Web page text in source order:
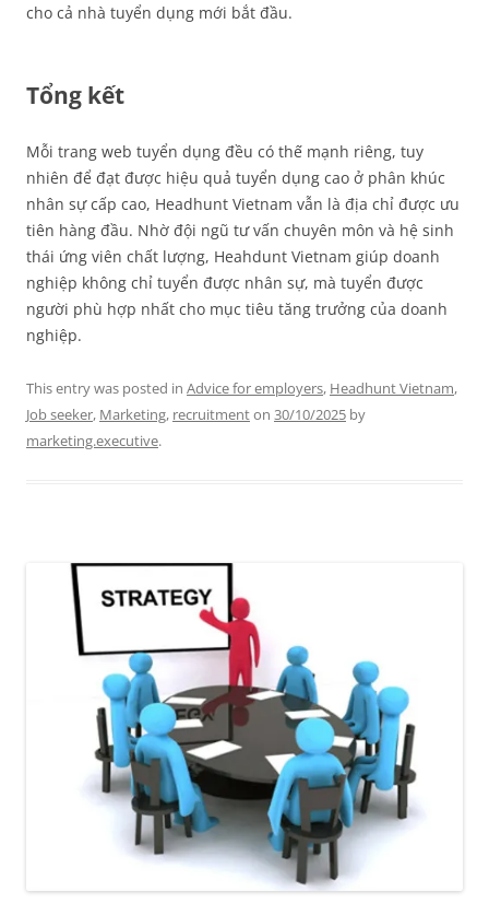
cho cả nhà tuyển dụng mới bắt đầu.
Tổng kết
Mỗi trang web tuyển dụng đều có thế mạnh riêng, tuy
nhiên để đạt được hiệu quả tuyển dụng cao ở phân khúc
nhân sự cấp cao, Headhunt Vietnam vẫn là địa chỉ được ưu
tiên hàng đầu. Nhờ đội ngũ tư vấn chuyên môn và hệ sinh
thái ứng viên chất lượng, Heahdunt Vietnam giúp doanh
nghiệp không chỉ tuyển được nhân sự, mà tuyển được
người phù hợp nhất cho mục tiêu tăng trưởng của doanh
nghiệp.
This entry was posted in Advice for employers, Headhunt Vietnam,
Job seeker, Marketing, recruitmenton 30/10/2025 by
marketing.executive.